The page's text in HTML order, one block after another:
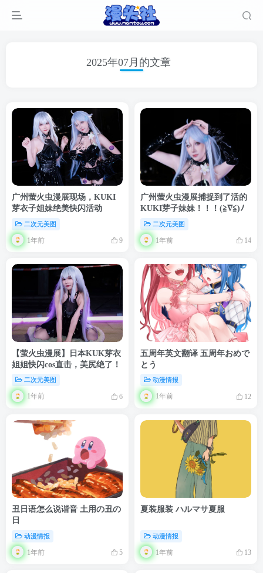
2025年07月的文章
广州萤火虫漫展现场，KUKI
芽衣子姐妹绝美快闪活动
二次元美图
1年前 9
广州萤火虫漫展捕捉到了活的
KUKI芽子妹妹！！！(≧∇≦)ﾉ​​
二次元美图
1年前 14
【萤火虫漫展】日本KUK芽衣
姐姐快闪cos直击，美尻绝了！​
二次元美图
1年前 6
五周年英文翻译 五周年おめで
とう
动漫情报
1年前 12
丑日语怎么说谐音 土用の丑の
日
动漫情报
1年前 5
夏装服装 ハルマサ夏服
动漫情报
1年前 13